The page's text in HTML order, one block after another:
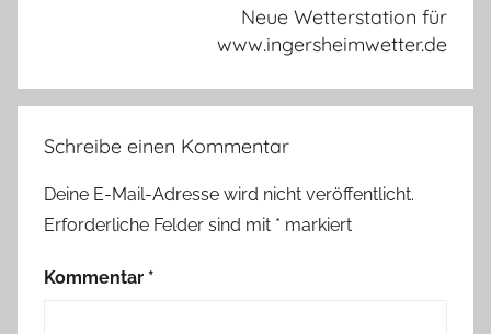
Neue Wetterstation für
www.ingersheimwetter.de
Schreibe einen Kommentar
Deine E-Mail-Adresse wird nicht veröffentlicht.
Erforderliche Felder sind mit * markiert
Kommentar *